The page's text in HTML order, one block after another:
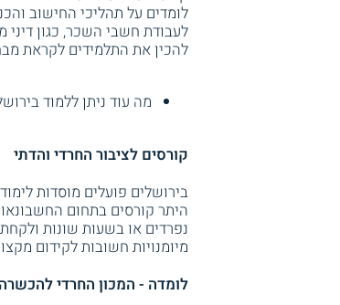
לומדים על תהליכי החישוב
לעבודת חשבי השכר, כגון
להכין את התלמידים לקראת
מה עוד ניתן ללמוד
קורסים לציבור החרדי והדתי
בירושלים פועלים מוסדות
היתר קורסים בתחום
נפרדים או בשעות שונות
מיומנויות חשובות לקידום
לומדה - המכון החרדי